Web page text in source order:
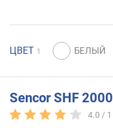
ЦВЕТ 1
Sencor SHF 2000
4.0 / 1